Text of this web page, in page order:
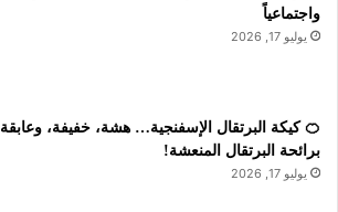
واجتماعياً
يوليو 17, 2026
🍊 كيكة البرتقال الإسفنجية… هشة، خفيفة، وعابقة
برائحة البرتقال المنعشة!
يوليو 17, 2026